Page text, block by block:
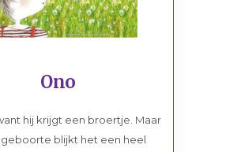
Ono
hij krijgt een broertje. Maar
blijkt het een heel